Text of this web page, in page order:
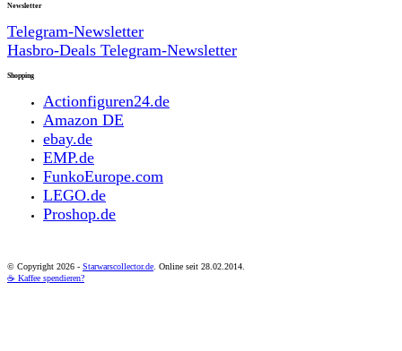
Newsletter
Telegram-Newsletter
Hasbro-Deals Telegram-Newsletter
Shopping
Actionfiguren24.de
Amazon DE
ebay.de
EMP.de
FunkoEurope.com
LEGO.de
Proshop.de
© Copyright 2026 - Starwarscollector.de. Online seit 28.02.2014.
☕ Kaffee spendieren?